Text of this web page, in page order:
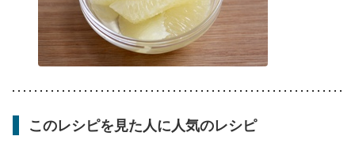
このレシピを見た人に人気のレシピ